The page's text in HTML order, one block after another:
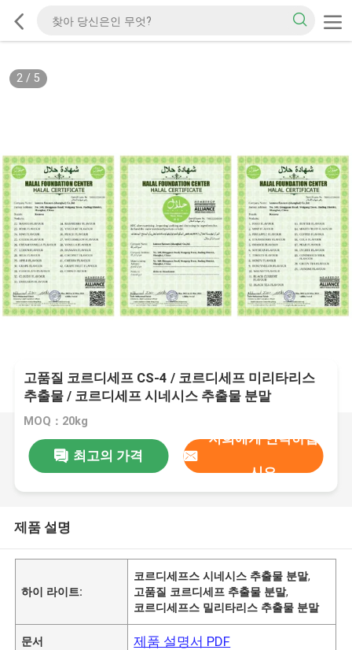
2/ 5
고품질 코르디세프 CS-4 / 코르디세프 미리타리스
추출물 / 코르디세프 시네시스 추출물 분말
MOQ：20kg
최고의 가격
저희에게 연락하십
시오
제품 설명
하이 라이트:
코르디세프스 시네시스 추출물 분말,
고품질 코르디세프 추출물 분말,
코르디세프스 밀리타리스 추출물 분말
문서 제품 설명서 PDF